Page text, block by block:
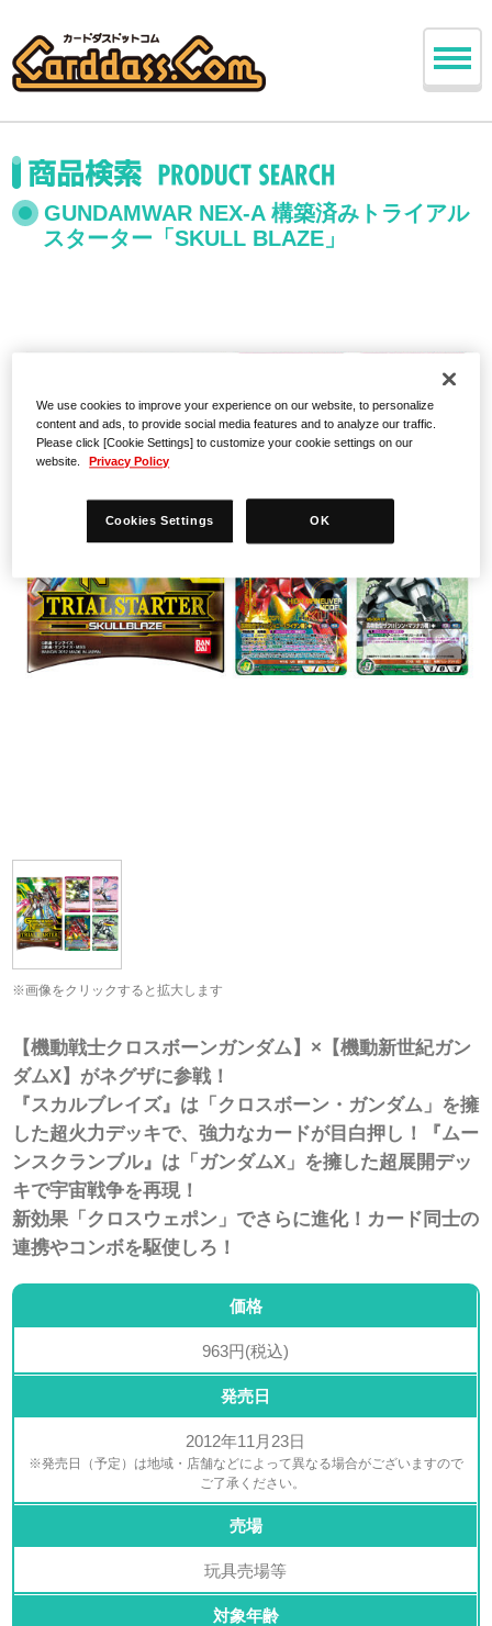
GUNDAMWAR NEX-A 構築済みトライアル
スターター「SKULL BLAZE」
※画像をクリックすると拡大します
【機動戦士クロスボーンガンダム】×【機動新世紀ガン
ダムX】がネグザに参戦！
『スカルブレイズ』は「クロスボーン・ガンダム」を擁
した超火力デッキで、強力なカードが目白押し！『ムー
ンスクランブル』は「ガンダムX」を擁した超展開デッ
キで宇宙戦争を再現！
新効果「クロスウェポン」でさらに進化！カード同士の
連携やコンボを駆使しろ！
価格
963円(税込)
発売日
2012年11月23日
※発売日（予定）は地域・店舗などによって異なる場合がございますので
ご了承ください。
売場
玩具売場等
対象年齢
We use cookies to improve your experience on our website, to personalize
content and ads, to provide social media features and to analyze our traffic.
Please click [Cookie Settings] to customize your cookie settings on our
website.
Privacy Policy
Cookies Settings OK